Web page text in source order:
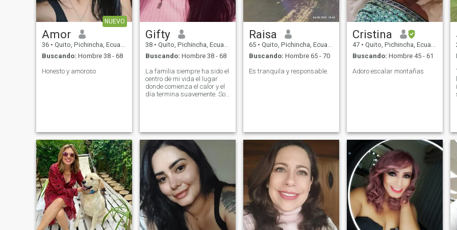
NUEVO
Amor
36 • Quito, Pichincha, Ecuador
Buscando: Hombre 38 - 68
Honesto y amoroso
Gifty
38 • Quito, Pichincha, Ecuador
Buscando: Hombre 38 - 68
La familia siempre ha sido el
centro de mi vida el lugar
donde comienza el calor y el
día termina suavemente. Soy
más que palabras. El
respeto, la confianza, la
honestidad para mí no son
"ideales", son la única forma
en que dos personas pueden
construir algo real.
Raisa
65 • Quito, Pichincha, Ecuador
Buscando: Hombre 65 - 70
Es tranquila y responsable.
Cristina
47 • Quito, Pichincha, Ecuador
Buscando: Hombre 45 - 61
Adoro escalar montañas